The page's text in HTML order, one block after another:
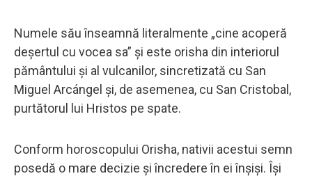
Numele său înseamnă literalmente „cine acoperă
deșertul cu vocea sa” și este orisha din interiorul
pământului și al vulcanilor, sincretizată cu San
Miguel Arcángel și, de asemenea, cu San Cristobal,
purtătorul lui Hristos pe spate.
Conform horoscopului Orisha, nativii acestui semn
posedă o mare decizie și încredere în ei înșiși. Își